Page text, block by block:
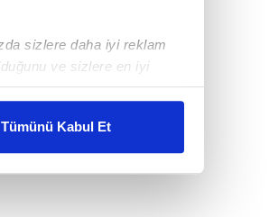
sizlere daha iyi reklam
ve sizlere en iyi
karşılamak
gösterilmeyecektir."
kullanılmaktadır. Bu
Tümünü Kabul Et